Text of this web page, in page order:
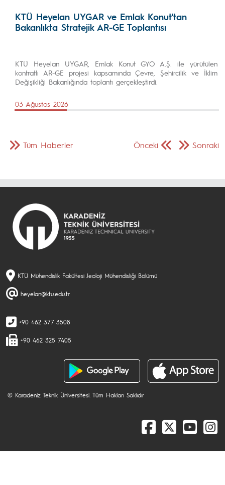
KTÜ Heyelan UYGAR ve Emlak Konut'tan
Bakanlıkta Stratejik AR-GE Toplantısı
KTÜ Heyelan UYGAR, Emlak Konut GYO A.Ş. ile yürütülen
kontratlı AR-GE projesi kapsamında Çevre, Şehircilik ve İklim
Değişikliği Bakanlığında toplantı gerçekleştirdi.
03 Ağustos 2026
Önceki Sonraki
Tüm Haberler
KTÜ Mühendislik Fakültesi Jeoloji Mühendisliği Bölümü
heyelan@ktu.edu.tr
+90 462 377 3508
+90 462 325 7405
© Karadeniz Teknik Üniversitesi. Tüm Hakları Saklıdır